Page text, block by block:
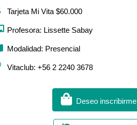
Tarjeta Mi Vita $60.000
Profesora: Lissette Sabay
Modalidad: Presencial
Vitaclub: +56 2 2240 3678
Deseo inscribirme